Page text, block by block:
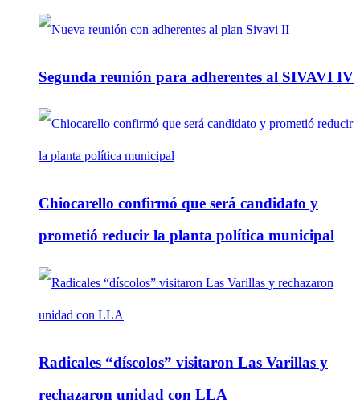
Segunda reunión para adherentes al SIVAVI IV
Chiocarello confirmó que será candidato y
prometió reducir la planta política municipal
Radicales “díscolos” visitaron Las Varillas y
rechazaron unidad con LLA